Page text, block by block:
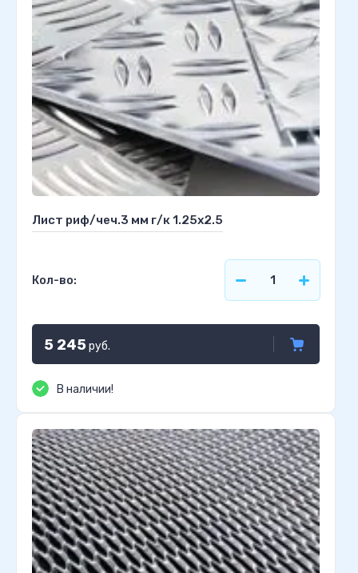
Лист риф/чеч.3 мм г/к 1.25х2.5
Кол-во:
5 245руб.
В наличии!